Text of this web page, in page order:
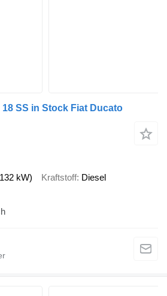
18 SS in Stock Fiat Ducato
kW) Kraftstoff Diesel